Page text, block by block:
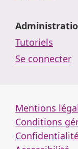
Tutoriels
Se connecter
Mentions
Conditions